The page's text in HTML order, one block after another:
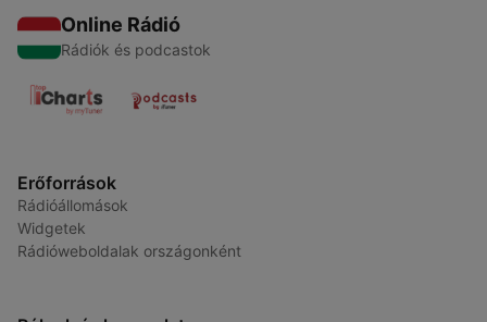
Online Rádió
Rádiók és podcastok
Erőforrások
Rádióállomások
Widgetek
Rádióweboldalak országonként